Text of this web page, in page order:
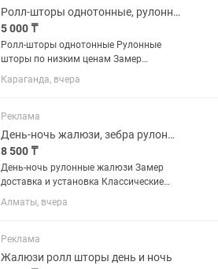
Ролл-шторы однотонные, рулонные жалюзи
5 000 ₸
Ролл-шторы однотонные Рулонные
шторы по низким ценам Замер
доставка и установка Однотонные
ткани для рулонных шторы –
Каждая из представленных моделей
выгодно...
Караганда, вчера
Реклама
День-ночь жалюзи, зебра рулонные шторы
8 500 ₸
День-ночь рулонные жалюзи Замер
доставка и установка Классические
шторы день-ночь состоят из двух
сменяющихся полос материала —
перемещении полосы прозрачного и...
Алматы, вчера
Реклама
Жалюзи ролл шторы день и ночь